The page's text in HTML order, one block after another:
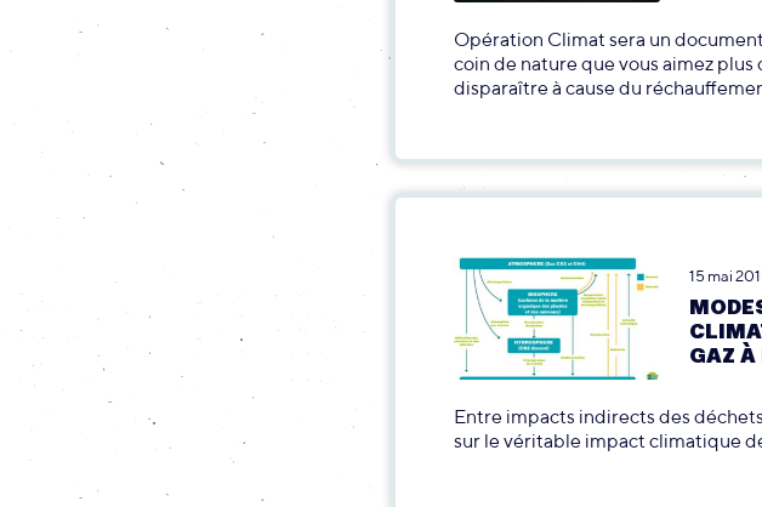
Opération Climat sera un
coin de nature que vous aimez
disparaître à cause du
15 mai
GAZ À
Entre impacts indirects des
sur le véritable impact climatique